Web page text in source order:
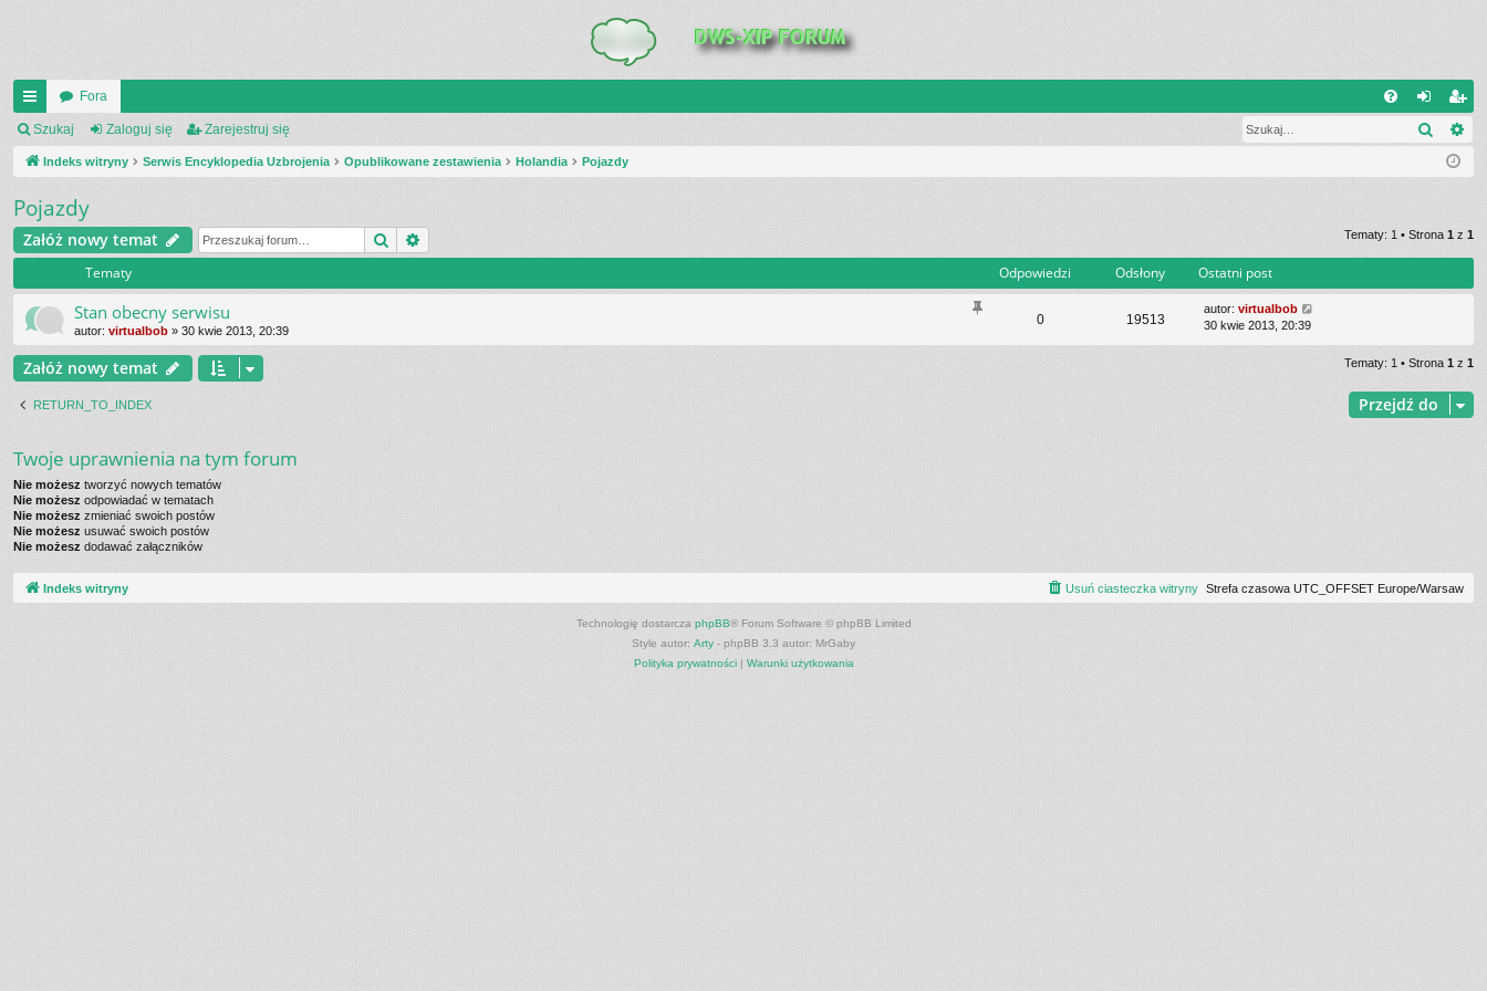
UI
C
_L
IN
K
S
Fora
al
si
ę
ar
ej
tru
j
si
Szukaj Zaloguj się Zarejestruj się Szukaj
Indeks witryny Serwis Encyklopedia Uzbrojenia Opublikowane zestawienia Holandia Pojazdy
Pojazdy
Załóż nowy temat Szukaj Tematy: 1 • Strona 1 z 1
Tematy Odpowiedzi Odsłony Ostatni post
Stan obecny serwisu
autor: virtualbob » 30 kwie 2013, 20:39
0 19513
autor: virtualbob
30 kwie 2013, 20:39
Załóż nowy temat Tematy: 1 • Strona 1 z 1
RETURN_TO_INDEX Przejdź do
Twoje uprawnienia na tym forum
Nie możesz tworzyć nowych tematów
Nie możesz odpowiadać w tematach
Nie możesz zmieniać swoich postów
Nie możesz usuwać swoich postów
Nie możesz dodawać załączników
Indeks witryny Strefa czasowa UTC_OFFSET Europe/Warsaw
Usuń ciasteczka witryny
Technologię dostarcza phpBB® Forum Software © phpBB Limited
Style autor: Arty - phpBB 3.3 autor: MrGaby
Polityka prywatności| Warunki użytkowania